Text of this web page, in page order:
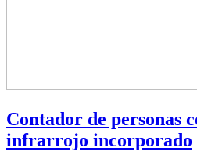
Contador de personas
infrarrojo incorporado